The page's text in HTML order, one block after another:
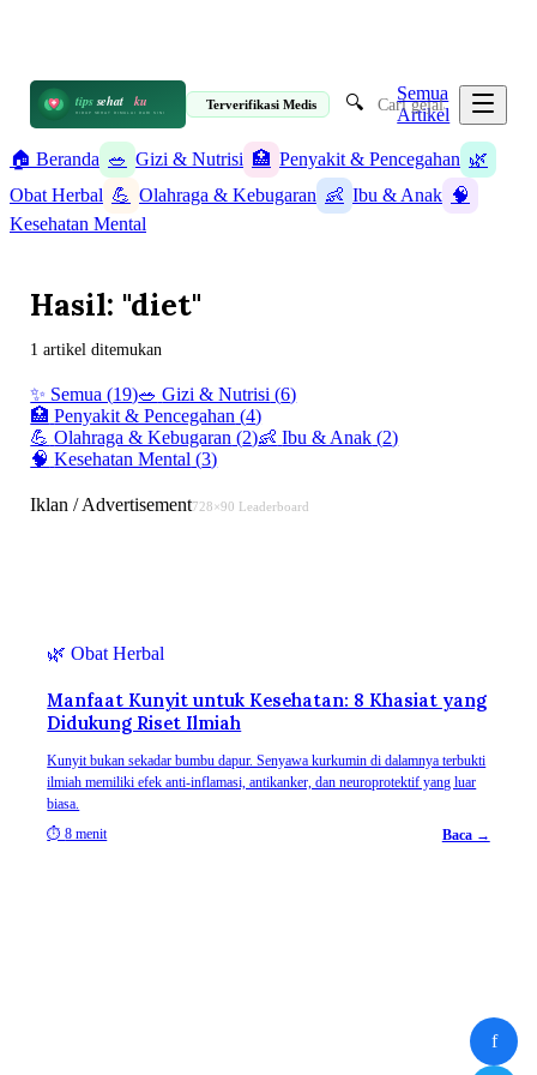
tipssehat ku
HIDUP SEHAT DIMULAI DARI SINI
Terverifikasi Medis 🔍
Semua
Artikel
🏠 Beranda 🥗 Gizi & Nutrisi 🏥 Penyakit & Pencegahan 🌿
Obat Herbal 💪 Olahraga & Kebugaran 👶 Ibu & Anak 🧠
Kesehatan Mental
Hasil: "diet"
1 artikel ditemukan
✨ Semua (19)🥗 Gizi & Nutrisi (6)
🏥 Penyakit & Pencegahan (4)
💪 Olahraga & Kebugaran (2)👶 Ibu & Anak (2)
🧠 Kesehatan Mental (3)
Iklan / Advertisement728×90 Leaderboard
🌿 Obat Herbal
Manfaat Kunyit untuk Kesehatan: 8 Khasiat yang
Didukung Riset Ilmiah
Kunyit bukan sekadar bumbu dapur. Senyawa kurkumin di dalamnya terbukti
ilmiah memiliki efek anti-inflamasi, antikanker, dan neuroprotektif yang luar
biasa.
⏱8 menit Baca →
f